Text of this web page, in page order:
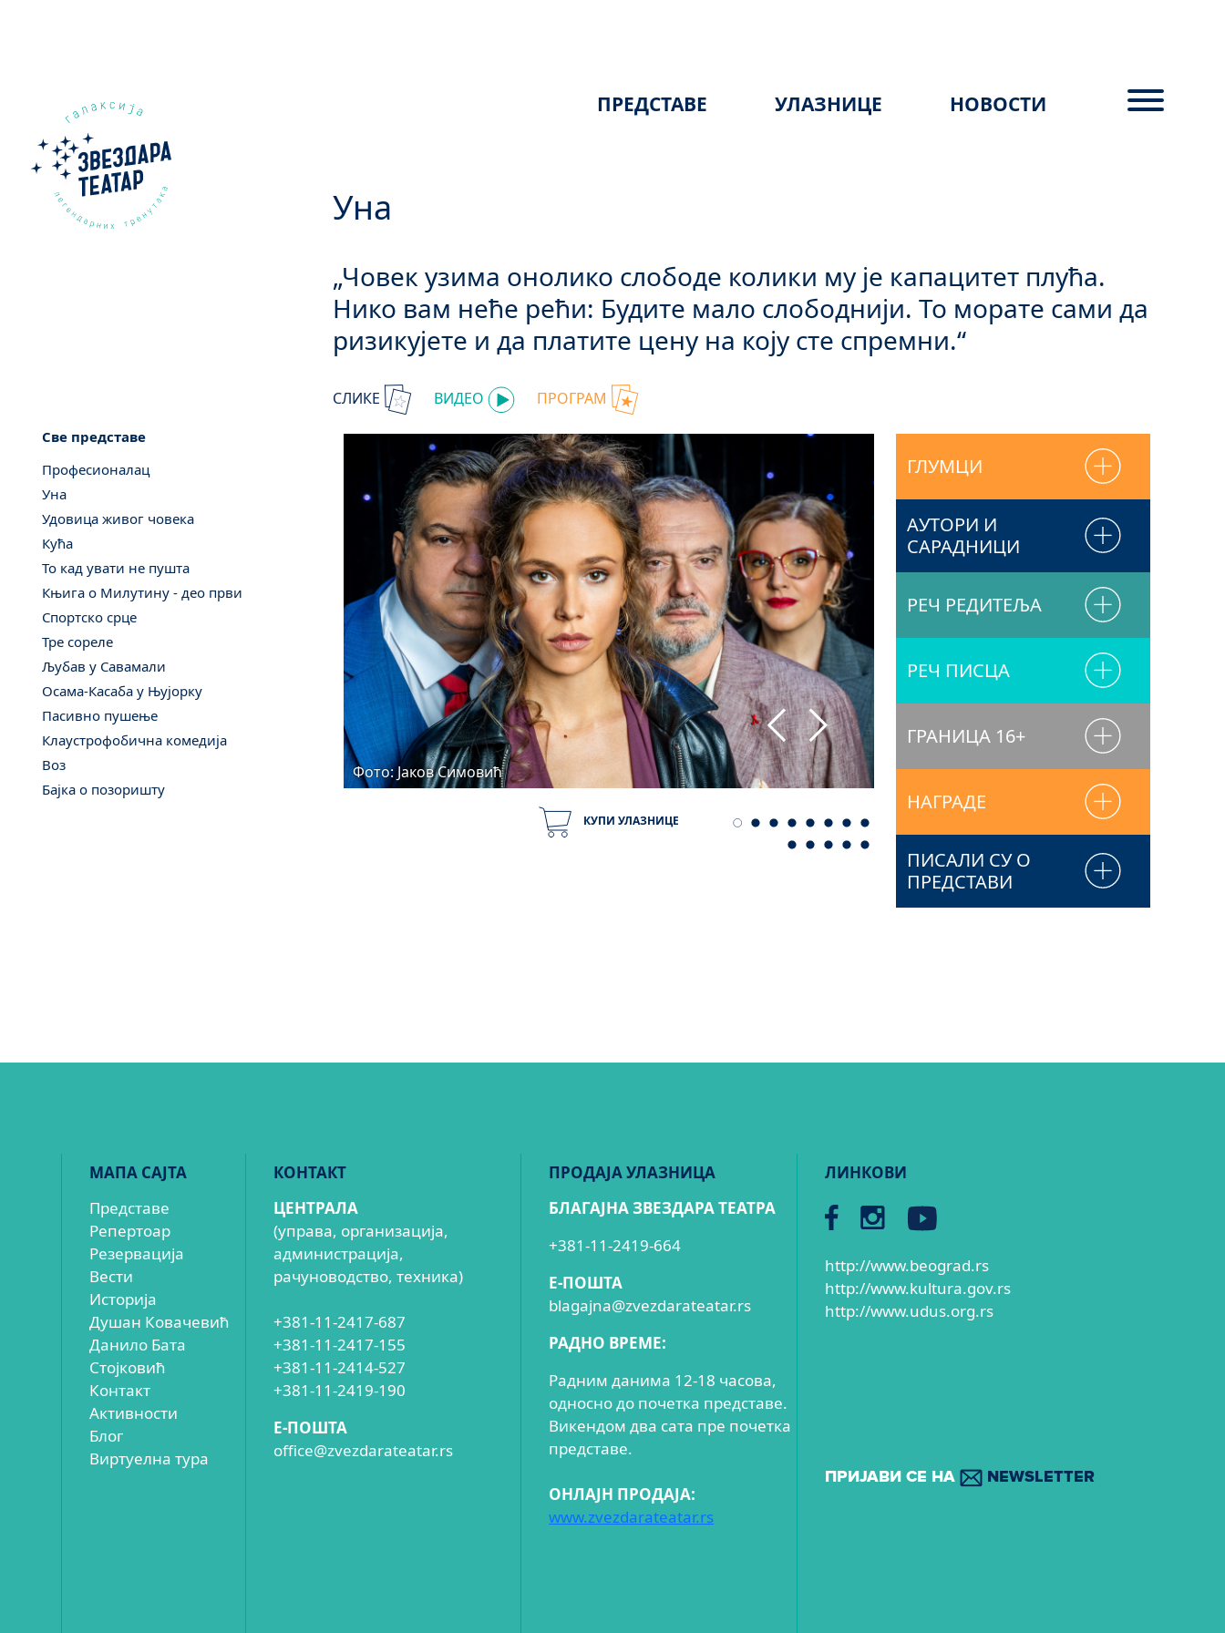
ПРЕДСТАВЕ УЛАЗНИЦЕ НОВОСТИ
Све представе
Професионалац
Уна
Удовица живог човека
Кућа
То кад увати не пушта
Књига о Милутину - део први
Спортско срце
Тре сореле
Љубав у Савамали
Осама-Касаба у Њујорку
Пасивно пушење
Клаустрофобична комедија
Воз
Бајка о позоришту
Уна
„Човек узима онолико слободе колики му је капацитет плућа.
Нико вам неће рећи: Будите мало слободнији. То морате сами да
ризикујете и да платите цену на коју сте спремни.“
СЛИКЕ ВИДЕО ПРОГРАМ
Фото: Јаков Симовић Фото: Јаков Симовић
КУПИ УЛАЗНИЦЕ
ГЛУМЦИ
АУТОРИ И
САРАДНИЦИ
РЕЧ РЕДИТЕЉА
РЕЧ ПИСЦА
ГРАНИЦА 16+
НАГРАДЕ
ПИСАЛИ СУ О
ПРЕДСТАВИ
МАПА САЈТА
Представе
Репертоар
Резервација
Вести
Историја
Душан Ковачевић
Данило Бата
Стојковић
Контакт
Активности
Блог
Виртуелна тура
КОНТАКТ
ЦЕНТРАЛА
(управа, организација,
администрација,
рачуноводство, техника)
+381-11-2417-687
+381-11-2417-155
+381-11-2414-527
+381-11-2419-190
E-ПОШТА
office@zvezdarateatar.rs
ПРОДАЈА УЛАЗНИЦА
БЛАГАЈНА ЗВЕЗДАРА ТЕАТРА
+381-11-2419-664
E-ПОШТА
blagajna@zvezdarateatar.rs
РАДНО ВРЕМЕ:
Радним данима 12-18 часова,
односно до почетка представе.
Викендом два сата пре почетка
представе.
ОНЛАЈН ПРОДАЈА:
www.zvezdarateatar.rs
ЛИНКОВИ
http://www.beograd.rs
http://www.kultura.gov.rs
http://www.udus.org.rs
ПРИЈАВИ СЕ НА NEWSLETTER